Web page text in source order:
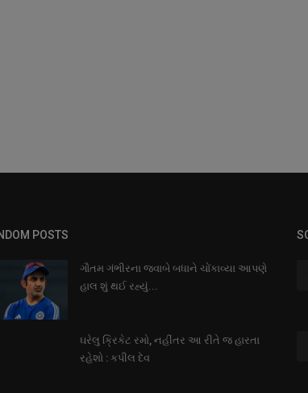
POSTS
ગૌતમ ગંભીરના જવાબે બધાને ચોંકાવ્યા આપણે
હાલ શું થઈ રહ્યું...
ઘરેલુ ક્રિકેટ રમો, નહીંતર આ રીતે જ હારતા
રહેશો : કપીલ દેવ